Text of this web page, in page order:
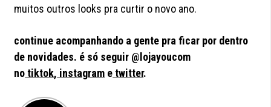
muitos outros looks pra curtir o novo ano.
continue acompanhando a gente pra ficar por dentro
de novidades. é só seguir @lojayoucom
notiktok, instagram etwitter.